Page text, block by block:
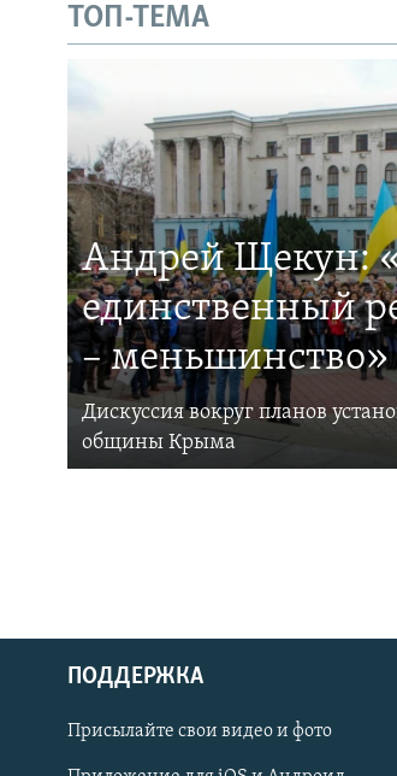
Українською
Qırımtatar
ТОП-ТЕМА
Андрей Щекун:
единственный
– меньшинство»
Дискуссия вокруг планов
общины Крыма
ПОДДЕРЖКА
Присылайте свои видео и фото